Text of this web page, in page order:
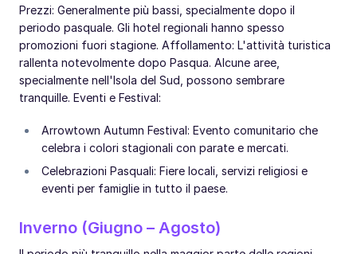
Prezzi: Generalmente più bassi, specialmente dopo il
periodo pasquale. Gli hotel regionali hanno spesso
promozioni fuori stagione. Affollamento: L'attività turistica
rallenta notevolmente dopo Pasqua. Alcune aree,
specialmente nell'Isola del Sud, possono sembrare
tranquille. Eventi e Festival:
Arrowtown Autumn Festival: Evento comunitario che
celebra i colori stagionali con parate e mercati.
Celebrazioni Pasquali: Fiere locali, servizi religiosi e
eventi per famiglie in tutto il paese.
Inverno (Giugno – Agosto)